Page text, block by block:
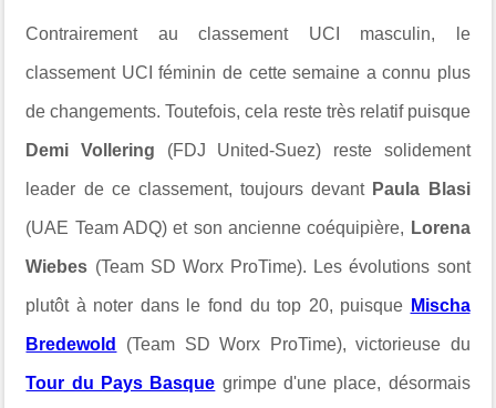
Contrairement au classement UCI masculin, le
classement UCI féminin de cette semaine a connu plus
de changements. Toutefois, cela reste très relatif puisque
Demi Vollering (FDJ United-Suez) reste solidement
leader de ce classement, toujours devant Paula Blasi
(UAE Team ADQ) et son ancienne coéquipière, Lorena
Wiebes (Team SD Worx ProTime). Les évolutions sont
plutôt à noter dans le fond du top 20, puisque Mischa
Bredewold (Team SD Worx ProTime), victorieuse du
Tour du Pays Basque grimpe d'une place, désormais